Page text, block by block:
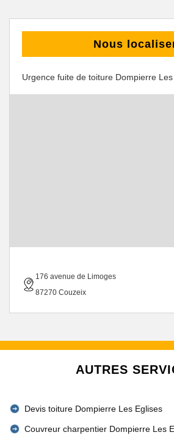
Nous
Urgence fuite de toiture Dompierre
176 avenue de Limoges
87270 Couzeix
AUTRES
Devis toiture Dompierre Les Eglises
Couvreur charpentier Dompierre Les